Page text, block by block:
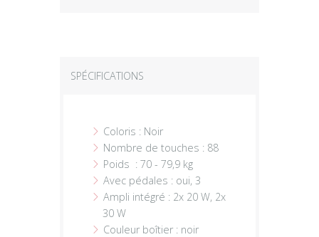
SPÉCIFICATIONS
Coloris : Noir
Nombre de touches : 88
Poids : 70 - 79,9 kg
Avec pédales : oui, 3
Ampli intégré : 2x 20 W, 2x
30 W
Couleur boîtier : noir